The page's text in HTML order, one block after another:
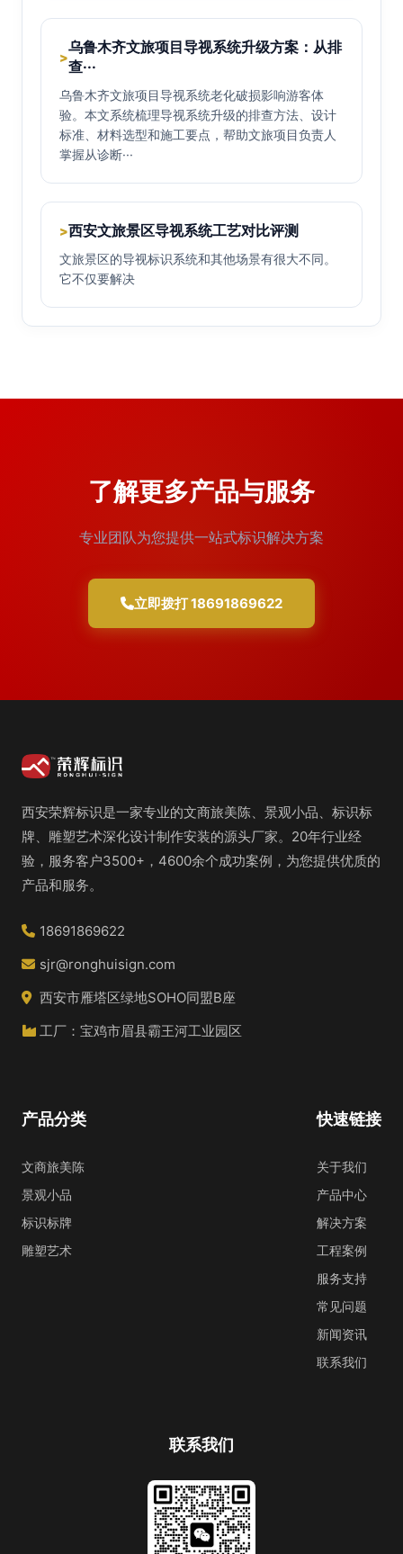
>
乌鲁木齐文旅项目导视系统升级方案：从排
查···
乌鲁木齐文旅项目导视系统老化破损影响游客体
验。本文系统梳理导视系统升级的排查方法、设计
标准、材料选型和施工要点，帮助文旅项目负责人
掌握从诊断···
>西安文旅景区导视系统工艺对比评测
文旅景区的导视标识系统和其他场景有很大不同。
它不仅要解决
了解更多产品与服务
专业团队为您提供一站式标识解决方案
立即拨打 18691869622
西安荣辉标识是一家专业的文商旅美陈、景观小品、标识标
牌、雕塑艺术深化设计制作安装的源头厂家。20年行业经
验，服务客户3500+，4600余个成功案例，为您提供优质的
产品和服务。
18691869622
sjr@ronghuisign.com
西安市雁塔区绿地SOHO同盟B座
工厂：宝鸡市眉县霸王河工业园区
快速链接
关于我们
产品中心
解决方案
工程案例
服务支持
常见问题
新闻资讯
联系我们
产品分类
文商旅美陈
景观小品
标识标牌
雕塑艺术
联系我们